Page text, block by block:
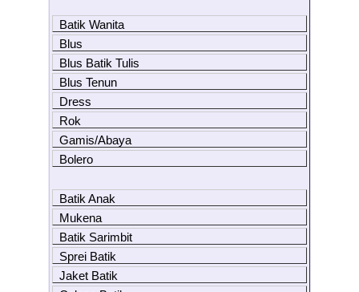
Batik Wanita
Blus
Blus Batik Tulis
Blus Tenun
Dress
Rok
Gamis/Abaya
Bolero
Batik Anak
Mukena
Batik Sarimbit
Sprei Batik
Jaket Batik